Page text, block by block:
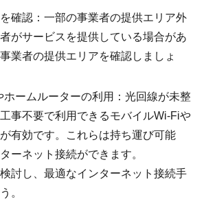
確認：一部の事業者の提供エリア外
がサービスを提供している場合があ
業者の提供エリアを確認しましょ
ホームルーターの利用：光回線が未整
事不要で利用できるモバイルWi-Fiや
有効です。これらは持ち運び可能
ーネット接続ができます。
討し、最適なインターネット接続手
。